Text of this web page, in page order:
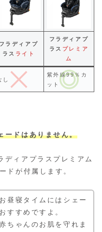
フラディアプ
ラス ライト
フラディアプ
ラス プレミア
ム
し
紫外線99％カ
ット
ードはありません。
ディアプラスプレミアム
ドが付属します。
昼寝タイムにはシェー
すすめですよ。
ちゃんのお肌を守れま